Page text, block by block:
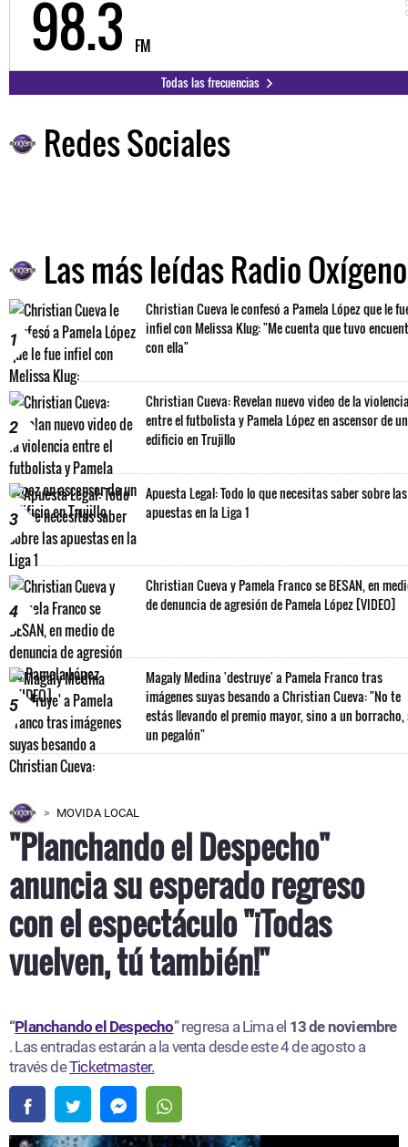
98.3 FM
Todas las frecuencias
Redes Sociales
Las más leídas Radio Oxígeno
1
Christian Cueva le confesó a Pamela López que le
infiel con Melissa Klug: "Me cuenta que tuvo
con ella"
2
Christian Cueva: Revelan nuevo video de la
entre el futbolista y Pamela López en ascensor de un
edificio en Trujillo
3
Apuesta Legal: Todo lo que necesitas saber sobre las
apuestas en la Liga 1
4
Christian Cueva y Pamela Franco se BESAN, en
de denuncia de agresión de Pamela López [VIDEO]
5
Magaly Medina 'destruye' a Pamela Franco tras
imágenes suyas besando a Christian Cueva: "No te
estás llevando el premio mayor, sino a un borracho,
un pegalón"
MOVIDA LOCAL
"Planchando el Despecho"
anuncia su esperado regreso
con el espectáculo "¡Todas
vuelven, tú también!"
“Planchando el Despecho” regresa a Lima el 13 de noviembre
. Las entradas estarán a la venta desde este 4 de agosto a
través deTicketmaster.